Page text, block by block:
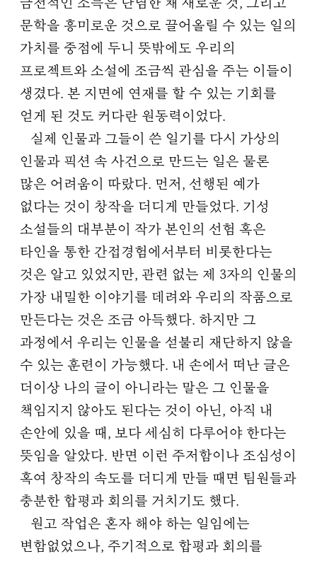
금전적인 소득은 단념한 채 새로운 것, 그리고
문학을 흥미로운 것으로 끌어올릴 수 있는 일의
가치를 중점에 두니 뜻밖에도 우리의
프로젝트와 소설에 조금씩 관심을 주는 이들이
생겼다. 본 지면에 연재를 할 수 있는 기회를
얻게 된 것도 커다란 원동력이었다.
실제 인물과 그들이 쓴 일기를 다시 가상의
인물과 픽션 속 사건으로 만드는 일은 물론
많은 어려움이 따랐다. 먼저, 선행된 예가
없다는 것이 창작을 더디게 만들었다. 기성
소설들의 대부분이 작가 본인의 선험 혹은
타인을 통한 간접경험에서부터 비롯한다는
것은 알고 있었지만, 관련 없는 제 3자의 인물의
가장 내밀한 이야기를 데려와 우리의 작품으로
만든다는 것은 조금 아득했다. 하지만 그
과정에서 우리는 인물을 섣불리 재단하지 않을
수 있는 훈련이 가능했다. 내 손에서 떠난 글은
더이상 나의 글이 아니라는 말은 그 인물을
책임지지 않아도 된다는 것이 아닌, 아직 내
손안에 있을 때, 보다 세심히 다루어야 한다는
뜻임을 알았다. 반면 이런 주저함이나 조심성이
혹여 창작의 속도를 더디게 만들 때면 팀원들과
충분한 합평과 회의를 거치기도 했다.
원고 작업은 혼자 해야 하는 일임에는
변함없었으나, 주기적으로 합평과 회의를